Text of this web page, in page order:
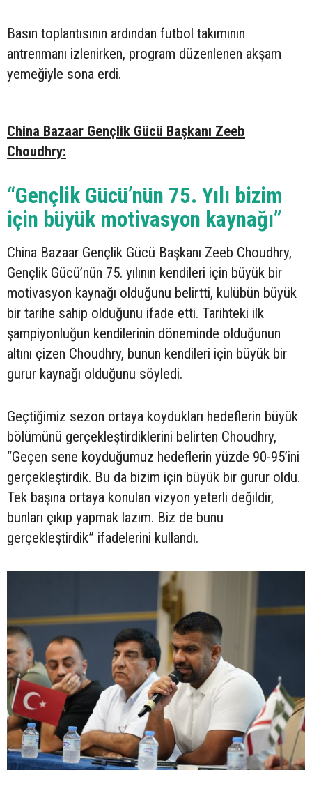
Basın toplantısının ardından futbol takımının
antrenmanı izlenirken, program düzenlenen akşam
yemeğiyle sona erdi.
China Bazaar Gençlik Gücü Başkanı Zeeb
Choudhry:
“Gençlik Gücü’nün 75. Yılı bizim
için büyük motivasyon kaynağı”
China Bazaar Gençlik Gücü Başkanı Zeeb Choudhry,
Gençlik Gücü’nün 75. yılının kendileri için büyük bir
motivasyon kaynağı olduğunu belirtti, kulübün büyük
bir tarihe sahip olduğunu ifade etti. Tarihteki ilk
şampiyonluğun kendilerinin döneminde olduğunun
altını çizen Choudhry, bunun kendileri için büyük bir
gurur kaynağı olduğunu söyledi.
Geçtiğimiz sezon ortaya koydukları hedeflerin büyük
bölümünü gerçekleştirdiklerini belirten Choudhry,
“Geçen sene koyduğumuz hedeflerin yüzde 90-95’ini
gerçekleştirdik. Bu da bizim için büyük bir gurur oldu.
Tek başına ortaya konulan vizyon yeterli değildir,
bunları çıkıp yapmak lazım. Biz de bunu
gerçekleştirdik” ifadelerini kullandı.